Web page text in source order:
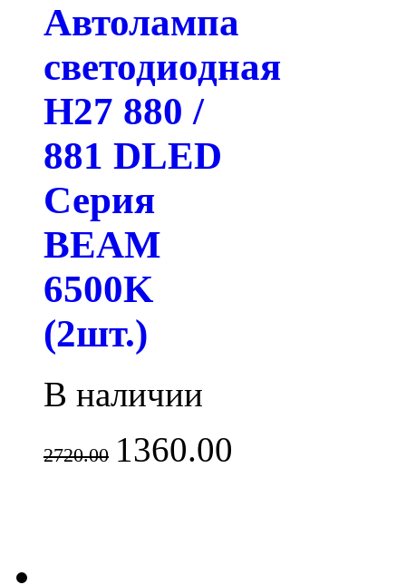
Автолампа
светодиодная
H27 880 /
881 DLED
Серия
BEAM
6500K
(2шт.)
В наличии
2720.00 1360.00